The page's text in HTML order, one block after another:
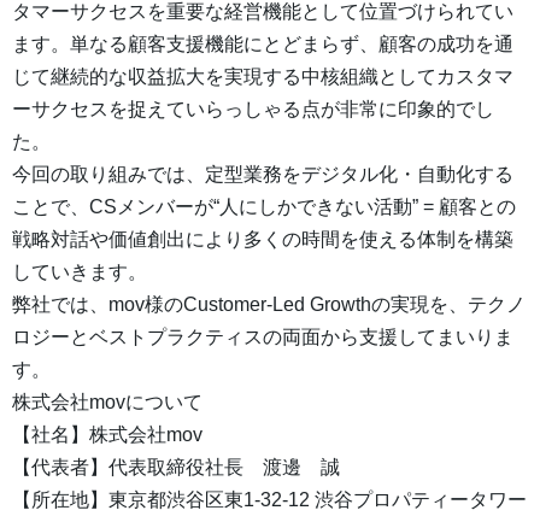
タマーサクセスを重要な経営機能として位置づけられてい
ます。単なる顧客支援機能にとどまらず、顧客の成功を通
じて継続的な収益拡大を実現する中核組織としてカスタマ
ーサクセスを捉えていらっしゃる点が非常に印象的でし
た。
今回の取り組みでは、定型業務をデジタル化・自動化する
ことで、CSメンバーが“人にしかできない活動” = 顧客との
戦略対話や価値創出により多くの時間を使える体制を構築
していきます。
弊社では、mov様のCustomer-Led Growthの実現を、テクノ
ロジーとベストプラクティスの両面から支援してまいりま
す。
株式会社movについて
【社名】株式会社mov
【代表者】代表取締役社長 渡邊 誠
【所在地】東京都渋谷区東1-32-12 渋谷プロパティータワー